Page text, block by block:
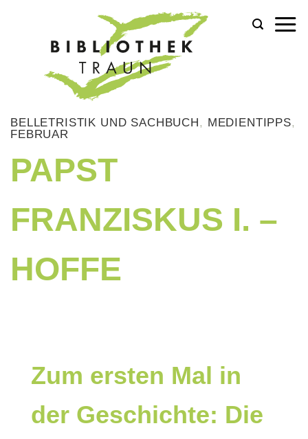
BELLETRISTIK UND SACHBUCH, MEDIENTIPPS,
FEBRUAR
PAPST
FRANZISKUS I. –
HOFFE
Zum ersten Mal in
der Geschichte: Die